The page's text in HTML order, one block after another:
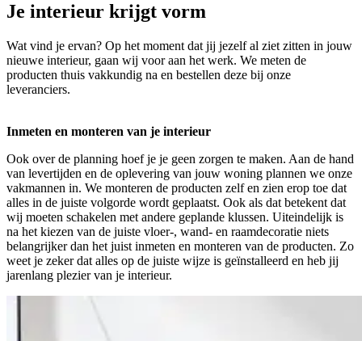
Je interieur krijgt vorm
Wat vind je ervan? Op het moment dat jij jezelf al ziet zitten in jouw
nieuwe interieur, gaan wij voor aan het werk. We meten de
producten thuis vakkundig na en bestellen deze bij onze
leveranciers.
Inmeten en monteren van je interieur
Ook over de planning hoef je je geen zorgen te maken. Aan de hand
van levertijden en de oplevering van jouw woning plannen we onze
vakmannen in. We monteren de producten zelf en zien erop toe dat
alles in de juiste volgorde wordt geplaatst. Ook als dat betekent dat
wij moeten schakelen met andere geplande klussen. Uiteindelijk is
na het kiezen van de juiste vloer-, wand- en raamdecoratie niets
belangrijker dan het juist inmeten en monteren van de producten. Zo
weet je zeker dat alles op de juiste wijze is geïnstalleerd en heb jij
jarenlang plezier van je interieur.